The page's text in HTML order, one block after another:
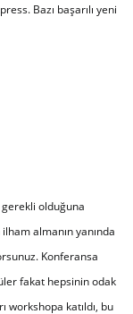
Bazı başarılı yeni
gerekli olduğuna
almanın yanında
Konferansa
fakat hepsinin odak
workshopa katıldı, bu